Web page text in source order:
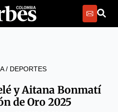
/ DEPORTES
y Aitana Bonmatí
de Oro 2025